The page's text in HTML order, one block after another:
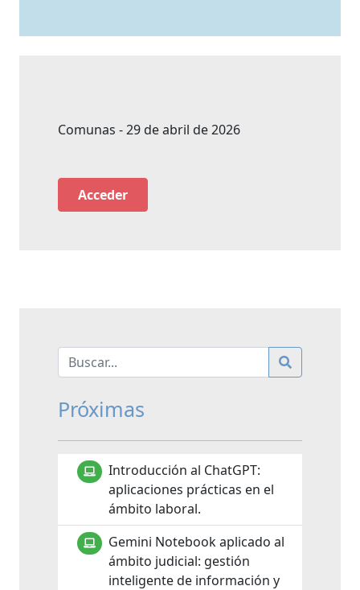
Comunas - 29 de abril de 2026
Acceder
Próximas
Introducción al ChatGPT:
aplicaciones prácticas en el
ámbito laboral.
Gemini Notebook aplicado al
ámbito judicial: gestión
inteligente de información y